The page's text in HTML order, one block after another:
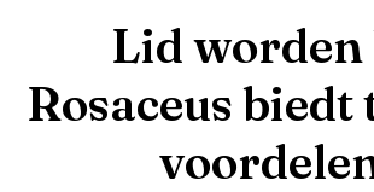
Lid
Rosaceus biedt